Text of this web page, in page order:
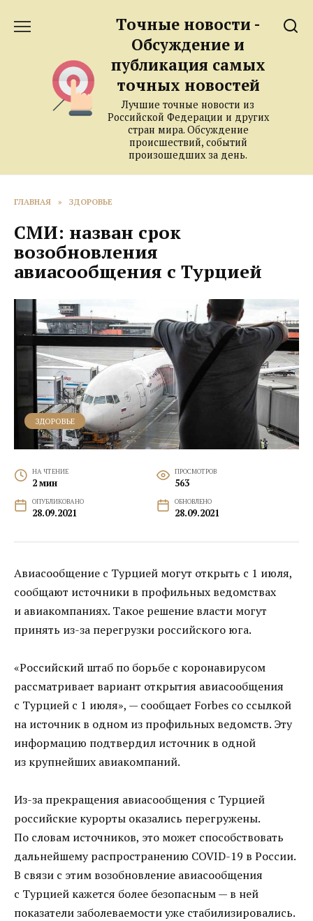
Точные новости -
Обсуждение и
публикация самых
точных новостей
Лучшие точные новости из
Российской Федерации и других
стран мира. Обсуждение
происшествий, событий
произошедших за день.
ГЛАВНАЯ » ЗДОРОВЬЕ
СМИ: назван срок
возобновления
авиасообщения с Турцией
ЗДОРОВЬЕ
НА ЧТЕНИЕ
2 мин
ПРОСМОТРОВ
563
ОПУБЛИКОВАНО
28.09.2021
ОБНОВЛЕНО
28.09.2021
Авиасообщение с Турцией могут открыть с 1 июля,
сообщают источники в профильных ведомствах
и авиакомпаниях. Такое решение власти могут
принять из-за перегрузки российского юга.
«Российский штаб по борьбе с коронавирусом
рассматривает вариант открытия авиасообщения
с Турцией с 1 июля», — сообщает Forbes со ссылкой
на источник в одном из профильных ведомств. Эту
информацию подтвердил источник в одной
из крупнейших авиакомпаний.
Из-за прекращения авиасообщения с Турцией
российские курорты оказались перегружены.
По словам источников, это может способствовать
дальнейшему распространению COVID-19 в России.
В связи с этим возобновление авиасообщения
с Турцией кажется более безопасным — в ней
показатели заболеваемости уже стабилизировались.